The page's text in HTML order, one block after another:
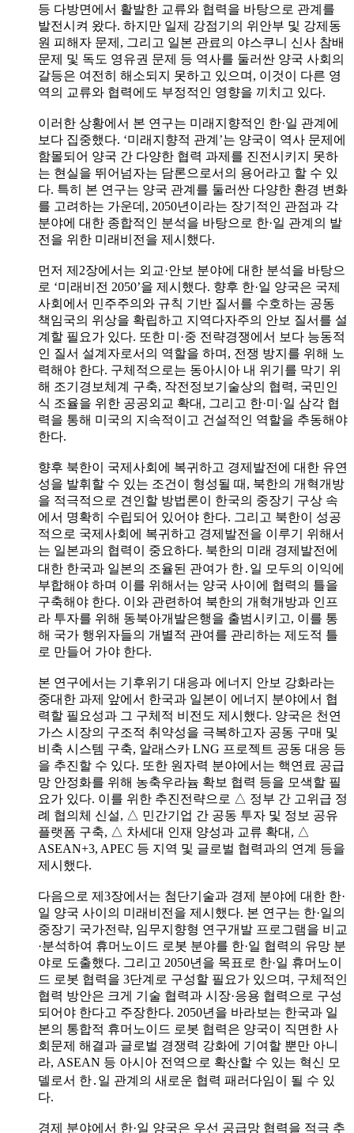
등 다방면에서 활발한 교류와 협력을 바탕으로 관계를
발전시켜 왔다. 하지만 일제 강점기의 위안부 및 강제동
원 피해자 문제, 그리고 일본 관료의 야스쿠니 신사 참배
문제 및 독도 영유권 문제 등 역사를 둘러싼 양국 사회의
갈등은 여전히 해소되지 못하고 있으며, 이것이 다른 영
역의 교류와 협력에도 부정적인 영향을 끼치고 있다.
이러한 상황에서 본 연구는 미래지향적인 한·일 관계에
보다 집중했다. ‘미래지향적 관계’는 양국이 역사 문제에
함몰되어 양국 간 다양한 협력 과제를 진전시키지 못하
는 현실을 뛰어넘자는 담론으로서의 용어라고 할 수 있
다. 특히 본 연구는 양국 관계를 둘러싼 다양한 환경 변화
를 고려하는 가운데, 2050년이라는 장기적인 관점과 각
분야에 대한 종합적인 분석을 바탕으로 한·일 관계의 발
전을 위한 미래비전을 제시했다.
먼저 제2장에서는 외교·안보 분야에 대한 분석을 바탕으
로 ‘미래비전 2050’을 제시했다. 향후 한·일 양국은 국제
사회에서 민주주의와 규칙 기반 질서를 수호하는 공동
책임국의 위상을 확립하고 지역다자주의 안보 질서를 설
계할 필요가 있다. 또한 미·중 전략경쟁에서 보다 능동적
인 질서 설계자로서의 역할을 하며, 전쟁 방지를 위해 노
력해야 한다. 구체적으로는 동아시아 내 위기를 막기 위
해 조기경보체계 구축, 작전정보기술상의 협력, 국민인
식 조율을 위한 공공외교 확대, 그리고 한·미·일 삼각 협
력을 통해 미국의 지속적이고 건설적인 역할을 추동해야
한다.
향후 북한이 국제사회에 복귀하고 경제발전에 대한 유연
성을 발휘할 수 있는 조건이 형성될 때, 북한의 개혁개방
을 적극적으로 견인할 방법론이 한국의 중장기 구상 속
에서 명확히 수립되어 있어야 한다. 그리고 북한이 성공
적으로 국제사회에 복귀하고 경제발전을 이루기 위해서
는 일본과의 협력이 중요하다. 북한의 미래 경제발전에
대한 한국과 일본의 조율된 관여가 한․일 모두의 이익에
부합해야 하며 이를 위해서는 양국 사이에 협력의 틀을
구축해야 한다. 이와 관련하여 북한의 개혁개방과 인프
라 투자를 위해 동북아개발은행을 출범시키고, 이를 통
해 국가 행위자들의 개별적 관여를 관리하는 제도적 틀
로 만들어 가야 한다.
본 연구에서는 기후위기 대응과 에너지 안보 강화라는
중대한 과제 앞에서 한국과 일본이 에너지 분야에서 협
력할 필요성과 그 구체적 비전도 제시했다. 양국은 천연
가스 시장의 구조적 취약성을 극복하고자 공동 구매 및
비축 시스템 구축, 알래스카 LNG 프로젝트 공동 대응 등
을 추진할 수 있다. 또한 원자력 분야에서는 핵연료 공급
망 안정화를 위해 농축우라늄 확보 협력 등을 모색할 필
요가 있다. 이를 위한 추진전략으로 △ 정부 간 고위급 정
례 협의체 신설, △ 민간기업 간 공동 투자 및 정보 공유
플랫폼 구축, △ 차세대 인재 양성과 교류 확대, △
ASEAN+3, APEC 등 지역 및 글로벌 협력과의 연계 등을
제시했다.
다음으로 제3장에서는 첨단기술과 경제 분야에 대한 한·
일 양국 사이의 미래비전을 제시했다. 본 연구는 한·일의
중장기 국가전략, 임무지향형 연구개발 프로그램을 비교
·분석하여 휴머노이드 로봇 분야를 한·일 협력의 유망 분
야로 도출했다. 그리고 2050년을 목표로 한·일 휴머노이
드 로봇 협력을 3단계로 구성할 필요가 있으며, 구체적인
협력 방안은 크게 기술 협력과 시장·응용 협력으로 구성
되어야 한다고 주장한다. 2050년을 바라보는 한국과 일
본의 통합적 휴머노이드 로봇 협력은 양국이 직면한 사
회문제 해결과 글로벌 경쟁력 강화에 기여할 뿐만 아니
라, ASEAN 등 아시아 전역으로 확산할 수 있는 혁신 모
델로서 한․일 관계의 새로운 협력 패러다임이 될 수 있
다.
경제 분야에서 한·일 양국은 우선 공급망 협력을 적극 추